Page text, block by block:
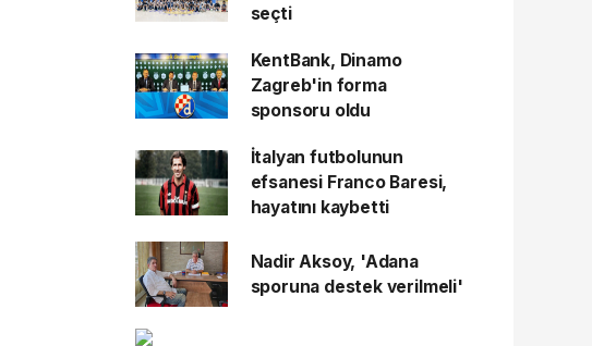
seçti
KentBank, Dinamo
Zagreb'in forma
sponsoru oldu
İtalyan futbolunun
efsanesi Franco Baresi,
hayatını kaybetti
Nadir Aksoy, 'Adana
sporuna destek verilmeli'